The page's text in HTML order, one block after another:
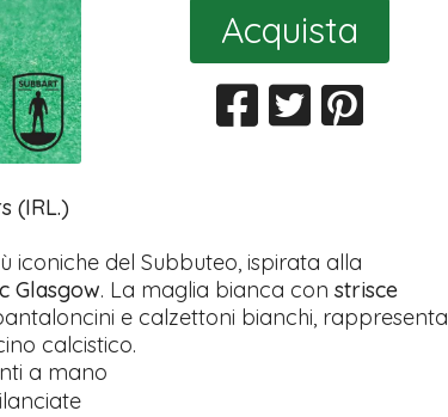
Acquista
(IRL.)
iconiche del Subbuteo, ispirata alla
Glasgow. La maglia bianca con strisce
e calzettoni bianchi, rappresenta
calcistico.
a mano